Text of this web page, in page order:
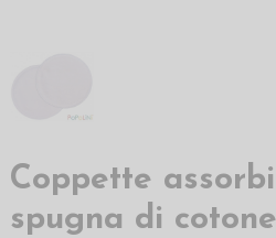
Coppette
spugna di cotone